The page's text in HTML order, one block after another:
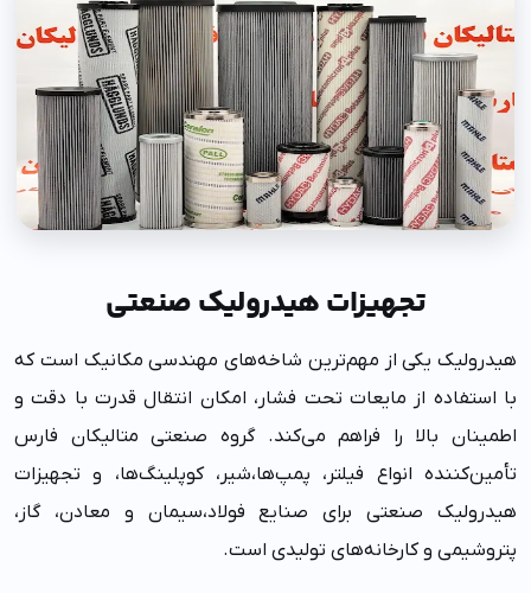
تجهیزات هیدرولیک صنعتی
هیدرولیک یکی از مهم‌ترین شاخه‌های مهندسی مکانیک است که
با استفاده از مایعات تحت فشار، امکان انتقال قدرت با دقت و
اطمینان بالا را فراهم می‌کند. گروه صنعتی متالیکان فارس
تأمین‌کننده انواع فیلتر، پمپ‌ها،شیر، کوپلینگ‌ها، و تجهیزات
هیدرولیک صنعتی برای صنایع فولاد،سیمان و معادن، گاز،
پتروشیمی و کارخانه‌های تولیدی است.